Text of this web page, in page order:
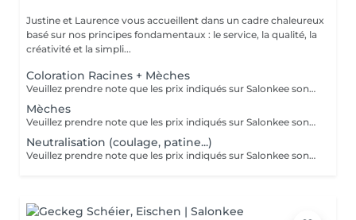
Justine et Laurence vous accueillent dans un cadre chaleureux
basé sur nos principes fondamentaux : le service, la qualité, la
créativité et la simpli...
Coloration Racines + Mèches
Veuillez prendre note que les prix indiqués sur Salonkee sont communiqués à titre informatif et s'entendent de base. Ces derniers sont susceptibles de varier selon le diagnostic réalisé à votre arrivée au salon et l'expertise du professionnel à qui vous confiez votre beauté. Dans tous les cas, un devis précis vous sera proposé et toutes réalisations de prestations seront effectuées avec votre accord. Un grand merci d'avance pour votre compréhension. Au plaisir de vous recevoir très vite.
Mèches
Veuillez prendre note que les prix indiqués sur Salonkee sont communiqués à titre informatif et s'entendent de base. Ces derniers sont susceptibles de varier selon le diagnostic réalisé à votre arrivée au salon et l'expertise du professionnel à qui vous confiez votre beauté. Dans tous les cas, un devis précis vous sera proposé et toutes réalisations de prestations seront effectuées avec votre accord. Un grand merci d'avance pour votre compréhension. Au plaisir de vous recevoir très vite.
Neutralisation (coulage, patine...)
Veuillez prendre note que les prix indiqués sur Salonkee sont communiqués à titre informatif et s'entendent de base. Ces derniers sont susceptibles de varier selon le diagnostic réalisé à votre arrivée au salon et l'expertise du professionnel à qui vous confiez votre beauté. Dans tous les cas, un devis précis vous sera proposé et toutes réalisations de prestations seront effectuées avec votre accord. Un grand merci d'avance pour votre compréhension. Au plaisir de vous recevoir très vite.